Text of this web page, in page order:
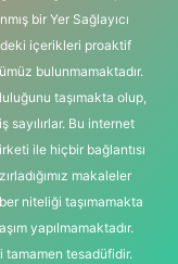
bir Yer Sağlayıcı
içerikleri proaktif
bulunmamaktadır.
taşımakta olup,
Bu internet
ile hiçbir bağlantısı
makaleler
niteliği taşımamakta
yapılmamaktadır.
tesadüfidir.